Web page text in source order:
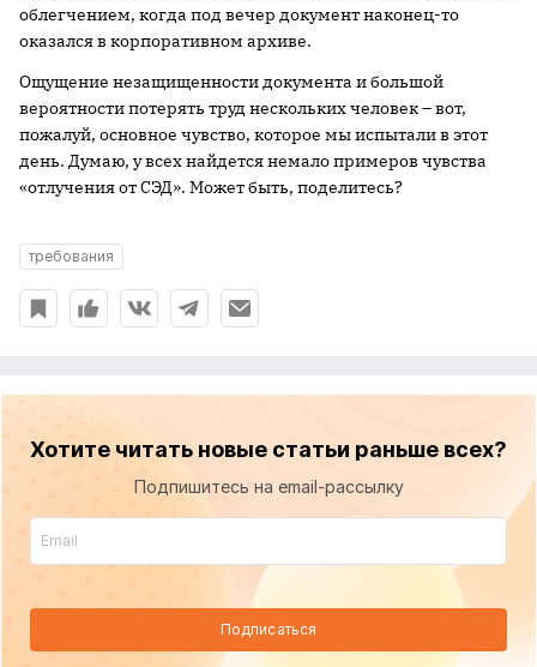
облегчением, когда под вечер документ наконец-то
оказался в корпоративном архиве.
Ощущение незащищенности документа и большой
вероятности потерять труд нескольких человек – вот,
пожалуй, основное чувство, которое мы испытали в этот
день. Думаю, у всех найдется немало примеров чувства
«отлучения от СЭД». Может быть, поделитесь?
требования
Хотите читать новые статьи раньше всех?
Подпишитесь на email-рассылку
Подписаться